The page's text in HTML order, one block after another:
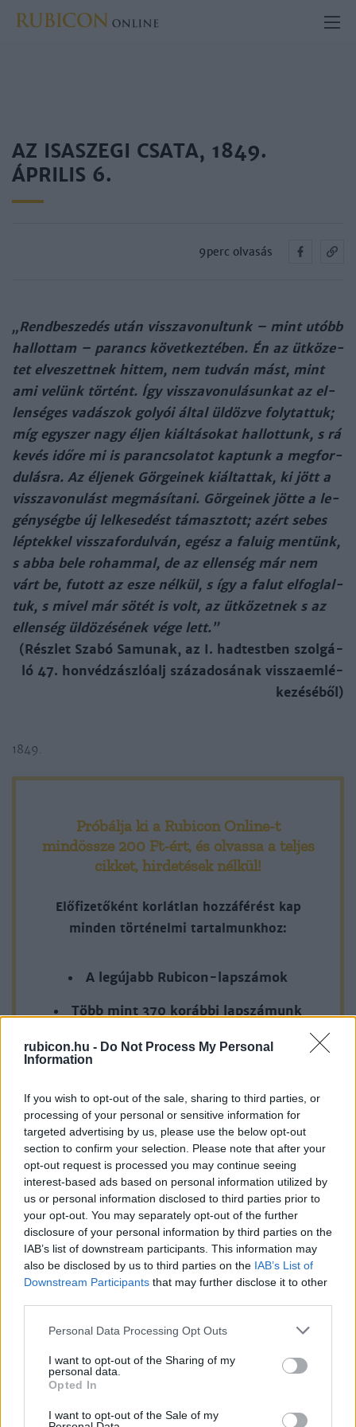
rubicon.hu - Do Not Process My Personal
Information
If you wish to opt-out of the sale, sharing to third parties, or
processing of your personal or sensitive information for
targeted advertising by us, please use the below opt-out
section to confirm your selection. Please note that after your
opt-out request is processed you may continue seeing
interest-based ads based on personal information utilized by
us or personal information disclosed to third parties prior to
your opt-out. You may separately opt-out of the further
disclosure of your personal information by third parties on the
IAB’s list of downstream participants. This information may
also be disclosed by us to third parties on the IAB’s List of
Downstream Participants that may further disclose it to other
Please note that this website/app uses one or more Google
not limited to your visit or usage behaviour. You may click to
grant or deny consent to Google and its third-party tags to
use your data for below specified purposes in below Google
consent section.
Personal Data Processing Opt Outs
I want to opt-out of the Sharing of my
personal data.
Opted In
I want to opt-out of the Sale of my
AZ ISASZEGI CSATA, 1849.
ÁPRILIS 6.
9perc olvasás
„Rend­be­sze­dés után vissza­vo­nul­tunk – mint utóbb
hal­lot­tam – pa­rancs kö­vet­kez­té­ben. Én az üt­kö­ze­
tet el­ve­szett­nek hit­tem, nem tud­ván mást, mint
ami ve­lünk tör­tént. Így vissza­vo­nu­lá­sun­kat az el­
len­sé­ges va­dá­szok go­lyói ál­tal ül­döz­ve foly­tat­tuk;
míg egy­szer nagy él­jen kiáltá­so­kat hal­lot­tunk, s rá
ke­vés idő­re mi is pa­ran­cso­la­tot kap­tunk a meg­for­
du­lás­ra. Az él­je­nek Gör­gei­nek kiál­tat­tak, ki jött a
vissza­vo­nu­lást meg­má­sí­ta­ni. Gör­gei­nek jöt­te a le­
gény­ség­be új lel­ke­se­dést tá­masz­tott; azért se­bes
lép­tek­kel vissza­for­dul­ván, egész a fa­luig men­tünk,
s ab­ba be­le ro­ham­mal, de az el­len­ség már nem
várt be, fu­tott az esze nél­kül, s így a fa­lut el­fog­lal­
tuk, s mi­vel már sö­tét is volt, az üt­kö­zet­nek s az
el­len­ség ül­dö­zé­sé­nek vé­ge lett.”
(Rész­let Sza­bó Sa­mu­nak, az I. had­test­ben szol­gá­
ló 47. hon­véd­zász­ló­alj szá­za­do­sá­nak visszaem­lé­
ke­zé­sé­ből)
1849.
Próbálja ki a Rubicon Online-t
mindössze 200 Ft-ért, és olvassa a teljes
cikket, hirdetések nélkül!
Előfizetőként korlátlan hozzáférést kap
minden történelmi tartalmunkhoz:
A legújabb Rubicon-lapszámok
Több mint 370 korábbi lapszámunk
Rubicon Online rovatok cikkei
Hirdetésmentes olvasó felület
Kedvenc cikkek elmentése, könyvjelzők
Az első hónap csak 200 Ft-ba kerül. Próbálja
ki!
KIPRÓBÁLOM 200 FT-ÉRT
Már előfizetőnk? Ha már regisztrált a Rubicon
REGISZTRÁCIÓ.